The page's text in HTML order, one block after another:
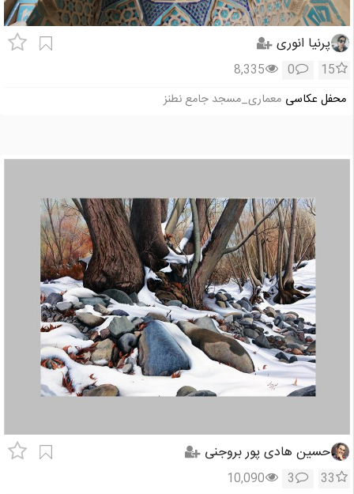
پرنیا انوری
15
0
8,335
محفل عکاسی معماری_مسجد جامع نطنز
حسین هادی پور بروجنی
33
3
10,090